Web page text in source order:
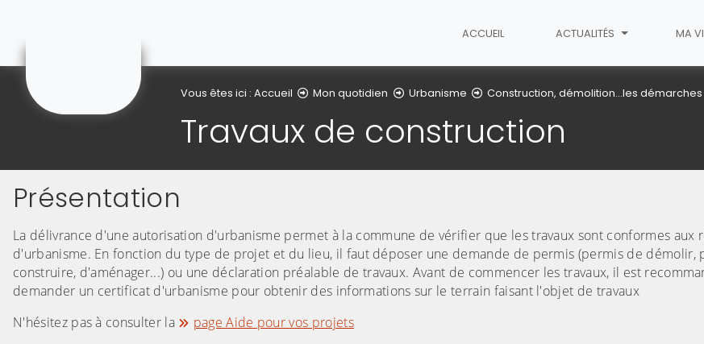
ACCUEIL ACTUALITÉS MA
Vous êtes ici : Accueil Mon quotidien Urbanisme Construction, démolition...les
Travaux de construction
Présentation
La délivrance d'une autorisation d'urbanisme permet à la commune de vérifier que les travaux sont conformes aux
d'urbanisme. En fonction du type de projet et du lieu, il faut déposer une demande de permis (permis de démolir,
construire, d'aménager...) ou une déclaration préalable de travaux. Avant de commencer les travaux, il est
demander un certificat d'urbanisme pour obtenir des informations sur le terrain faisant l'objet de travaux
N'hésitez pas à consulter la
page Aide pour vos projets